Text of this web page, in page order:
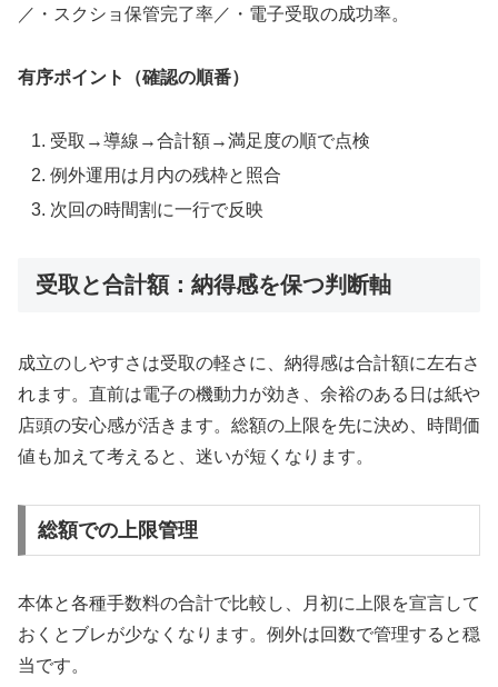
／・スクショ保管完了率／・電子受取の成功率。
有序ポイント（確認の順番）
受取→導線→合計額→満足度の順で点検
例外運用は月内の残枠と照合
次回の時間割に一行で反映
受取と合計額：納得感を保つ判断軸
成立のしやすさは受取の軽さに、納得感は合計額に左右さ
れます。直前は電子の機動力が効き、余裕のある日は紙や
店頭の安心感が活きます。総額の上限を先に決め、時間価
値も加えて考えると、迷いが短くなります。
総額での上限管理
本体と各種手数料の合計で比較し、月初に上限を宣言して
おくとブレが少なくなります。例外は回数で管理すると穏
当です。